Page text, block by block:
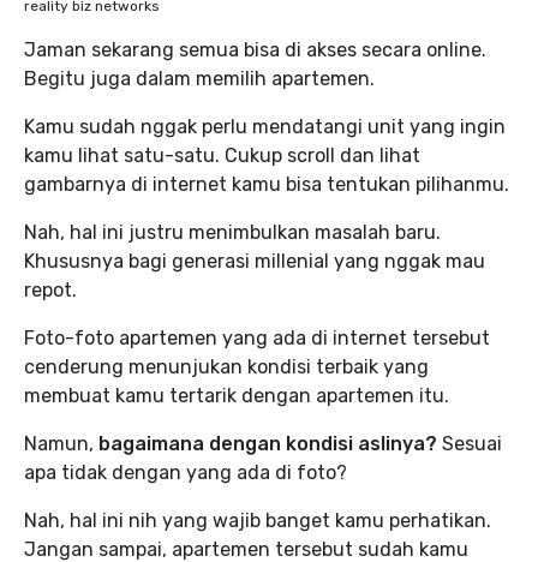
reality biz networks
Jaman sekarang semua bisa di akses secara online.
Begitu juga dalam memilih apartemen.
Kamu sudah nggak perlu mendatangi unit yang ingin
kamu lihat satu-satu. Cukup scroll dan lihat
gambarnya di internet kamu bisa tentukan pilihanmu.
Nah, hal ini justru menimbulkan masalah baru.
Khususnya bagi generasi millenial yang nggak mau
repot.
Foto-foto apartemen yang ada di internet tersebut
cenderung menunjukan kondisi terbaik yang
membuat kamu tertarik dengan apartemen itu.
Namun, bagaimana dengan kondisi aslinya? Sesuai
apa tidak dengan yang ada di foto?
Nah, hal ini nih yang wajib banget kamu perhatikan.
Jangan sampai, apartemen tersebut sudah kamu